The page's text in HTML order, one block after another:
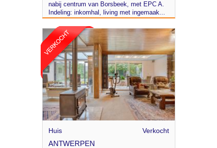
nabij centrum van Borsbeek, met EPC A.
Indeling: inkomhal, living met ingemaak...
Huis Verkocht
ANTWERPEN